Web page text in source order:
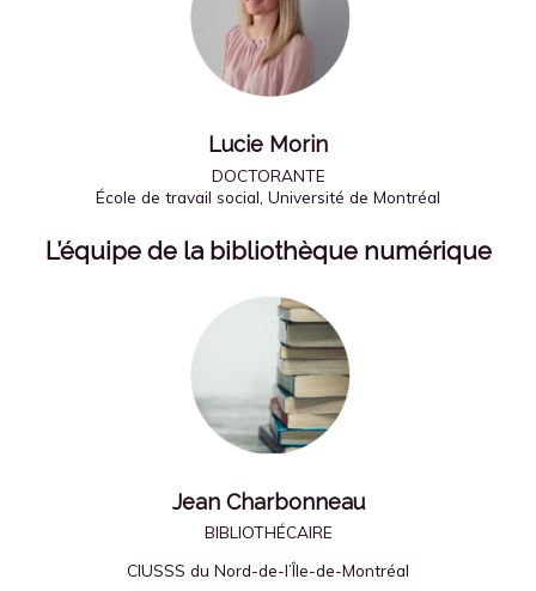
Lucie Morin
DOCTORANTE
École de travail social, Université de Montréal
L’équipe de la bibliothèque numérique
Jean Charbonneau
BIBLIOTHÉCAIRE
CIUSSS du Nord-de-l’Île-de-Montréal